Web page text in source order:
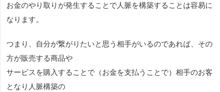
お金のやり取りが発生することで人脈を構築することは容易に
なります。
つまり、自分が繋がりたいと思う相手がいるのであれば、その
方が販売する商品や
サービスを購入することで（お金を支払うことで）相手のお客
となり人脈構築の